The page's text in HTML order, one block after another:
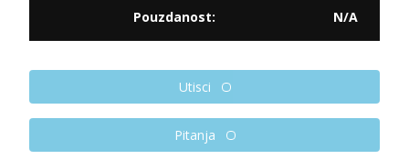
Pouzdanost:
N/A
Utisci
Pitanja